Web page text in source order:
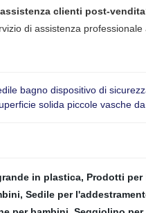
clienti post-
di assistenza
bagno dispositivo di
solida piccole vasche
in plastica, Prodotti per
, Sedile per